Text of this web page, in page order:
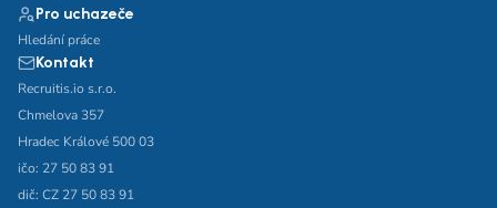
Pro uchazeče
Hledání práce
Kontakt
Recruitis.io s.r.o.
Chmelova 357
Hradec Králové 500 03
ičo: 27 50 83 91
dič: CZ 27 50 83 91